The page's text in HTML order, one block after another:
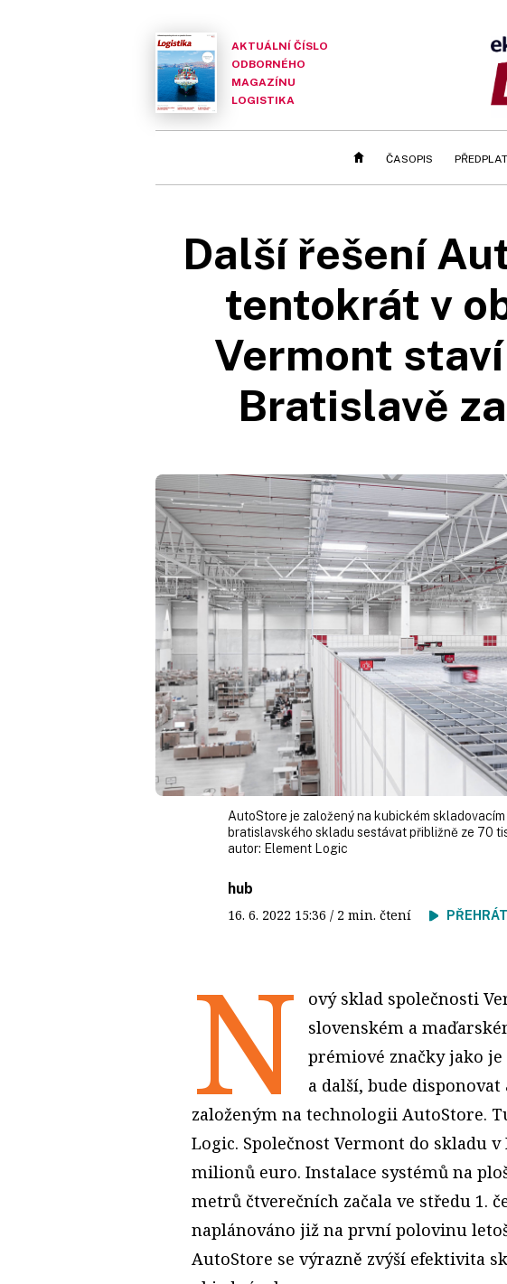
AKTUÁLNÍ ČÍSLO
ODBORNÉHO
MAGAZÍNU
LOGISTIKA
ČASOPIS
Další řešení
tentokrát v
Vermont
Bratislavě
AutoStore je založený na kubickém
bratislavského skladu sestávat přibližně ze 70
autor: Element Logic
hub
16. 6. 2022 15:36 / 2 min. čtení
N
ový sklad společnosti
slovenském a
prémiové značky jako
a další, bude
založeným na technologii AutoStore.
Logic. Společnost Vermont do skladu
milionů euro. Instalace systémů na
metrů čtverečních začala ve středu 1.
naplánováno již na první polovinu
AutoStore se výrazně zvýší efektivita